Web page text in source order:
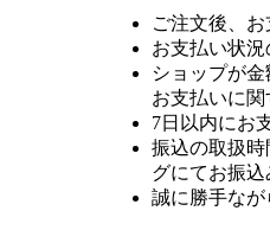
ご注文後、
お支払い状況
ショップが
お支払いに
7日以内にお
振込の取扱
グにてお振込
誠に勝手なが